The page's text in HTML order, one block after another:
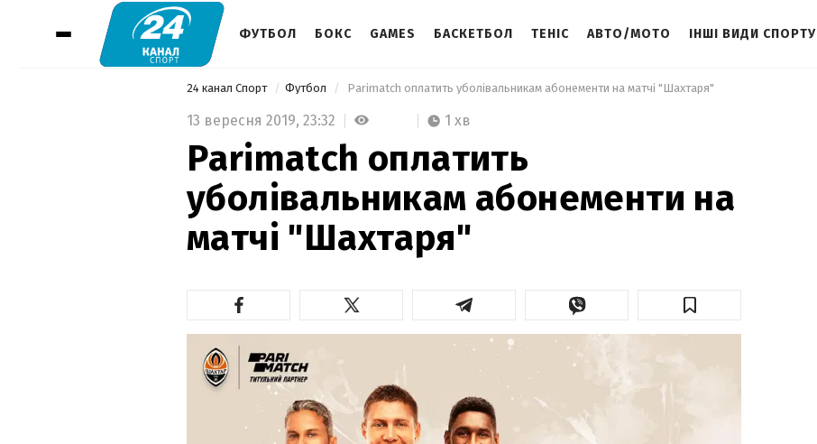
ФУТБОЛ БОКС GAMES БАСКЕТБОЛ ТЕНІС АВТО/МОТО ІНШІ ВИДИ СПОРТУ
24 канал Спорт Футбол Parimatch оплатить уболівальникам абонементи на матчі "Шахтаря"
13 вересня 2019, 23:32 1 хв
Parimatch оплатить
уболівальникам абонементи на
матчі "Шахтаря"